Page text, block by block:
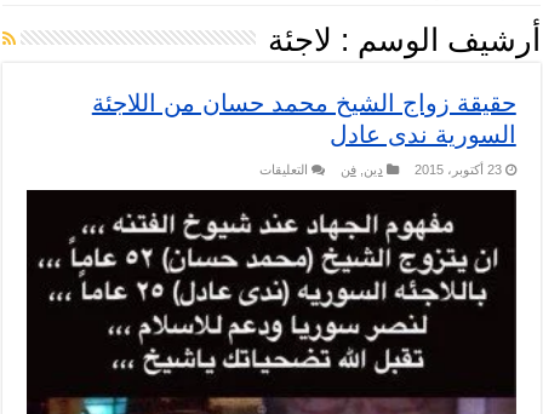
أرشيف الوسم : لاجئة
حقيقة زواج الشيخ محمد حسان من اللاجئة
السورية ندى عادل
23 أكتوبر، 2015 دين ,فن التعليقات
الشيخ
محمد
من
السورية
ندى
عادل
مغلقة